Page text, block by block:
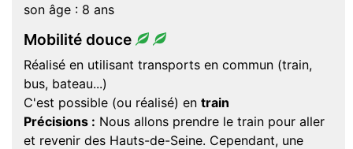
son âge : 8 ans
Mobilité douce
Réalisé en utilisant transports en commun (train,
bus, bateau...)
C'est possible (ou réalisé) en train
Précisions : Nous allons prendre le train pour aller
et revenir des Hauts-de-Seine. Cependant, une